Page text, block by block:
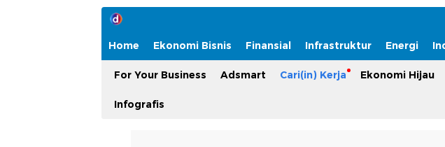
Home Ekonomi Bisnis Finansial Infrastruktur Energi
For Your Business Adsmart Cari(in) Kerja Ekonomi Hijau
Infografis